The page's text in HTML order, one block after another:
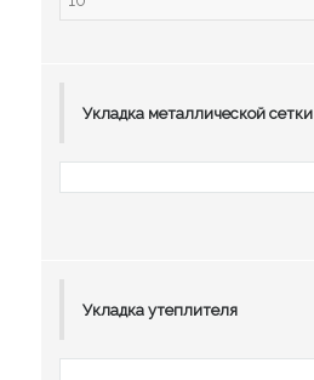
Укладка металлической сетки
Укладка утеплителя